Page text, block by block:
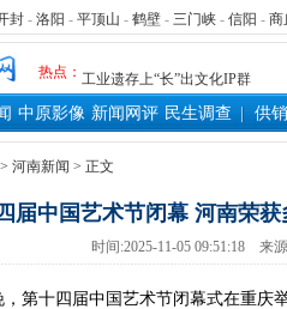
封 - 洛阳 - 平顶山 - 鹤壁 - 三门峡 - 信阳 - 商
热点：
河南省党政代表团赴新疆考察
习近平出席国家科学技术奖励
工业遗存上“长”出文化IP群
河南可再生能源装机突破1亿千
三个“没想到”刷新港区速度
336件（组）意大利文物在豫开
习近平对防汛救灾工作作出重要
郑州、济南、青岛三城联合发
中原影像 新闻网评 民生调查 供
> 河南新闻 > 正文
届中国艺术节闭幕 河南荣
时间:2025-11-05 09:51:18 来
，第十四届中国艺术节闭幕式在重庆举